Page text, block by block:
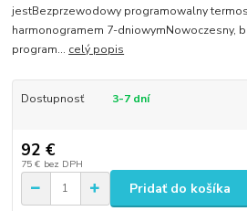
jestBezprzewodowy programowalny
harmonogramem 7-dniowymNowoczesny,
program... celý popis
Dostupnosť 3-7 dní
92 €
75 € bez DPH
Pridať do košíka